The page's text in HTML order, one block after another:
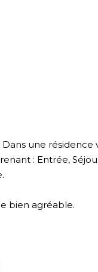
Dans une
: Entrée,
bien agréable.